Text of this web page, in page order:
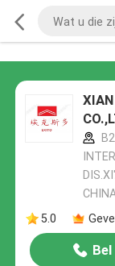
5.0
Bel